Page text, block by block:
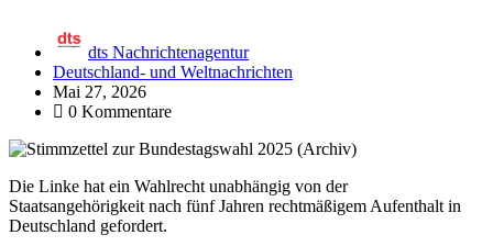
dts Nachrichtenagentur
Deutschland- und Weltnachrichten
Mai 27, 2026
0 Kommentare
Die Linke hat ein Wahlrecht unabhängig von der
Staatsangehörigkeit nach fünf Jahren rechtmäßigem Aufenthalt in
Deutschland gefordert.